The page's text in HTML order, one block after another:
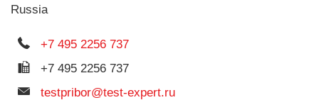
Russia
+7 495 2256 737
+7 495 2256 737
testpribor@test-expert.ru